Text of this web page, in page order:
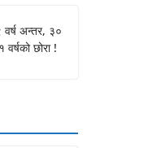
वर्ष अन्तर, ३०
वर्षको छोरा !